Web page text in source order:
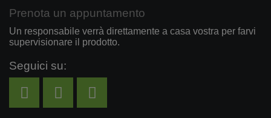
Prenota un appuntamento
Un responsabile verrà direttamente a casa vostra per farvi
supervisionare il prodotto.
Seguici su: